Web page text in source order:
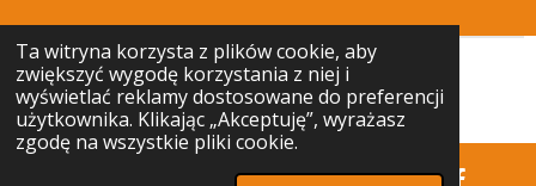
Ta witryna korzysta z plików cookie, aby
zwiększyć wygodę korzystania z niej i
wyświetlać reklamy dostosowane do preferencji
użytkownika. Klikając „Akceptuję”, wyrażasz
zgodę na wszystkie pliki cookie.
© 2025 - 2026 Ciekawostki Bożkowa
Obsługiwana przezWebador